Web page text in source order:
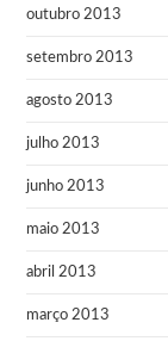
outubro 2013
setembro 2013
agosto 2013
julho 2013
junho 2013
maio 2013
abril 2013
março 2013